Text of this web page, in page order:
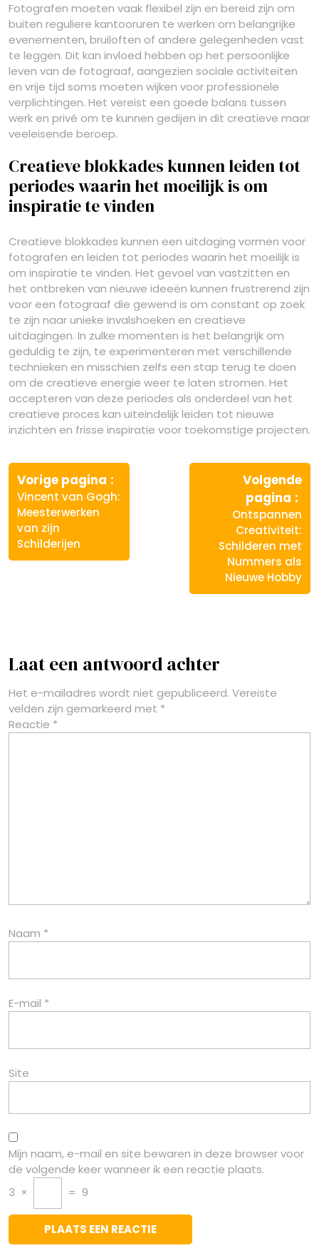
Fotografen moeten vaak flexibel zijn en bereid zijn om
buiten reguliere kantooruren te werken om belangrijke
evenementen, bruiloften of andere gelegenheden vast
te leggen. Dit kan invloed hebben op het persoonlijke
leven van de fotograaf, aangezien sociale activiteiten
en vrije tijd soms moeten wijken voor professionele
verplichtingen. Het vereist een goede balans tussen
werk en privé om te kunnen gedijen in dit creatieve maar
veeleisende beroep.
Creatieve blokkades kunnen leiden tot
periodes waarin het moeilijk is om
inspiratie te vinden
Creatieve blokkades kunnen een uitdaging vormen voor
fotografen en leiden tot periodes waarin het moeilijk is
om inspiratie te vinden. Het gevoel van vastzitten en
het ontbreken van nieuwe ideeën kunnen frustrerend zijn
voor een fotograaf die gewend is om constant op zoek
te zijn naar unieke invalshoeken en creatieve
uitdagingen. In zulke momenten is het belangrijk om
geduldig te zijn, te experimenteren met verschillende
technieken en misschien zelfs een stap terug te doen
om de creatieve energie weer te laten stromen. Het
accepteren van deze periodes als onderdeel van het
creatieve proces kan uiteindelijk leiden tot nieuwe
inzichten en frisse inspiratie voor toekomstige projecten.
Berichtnavigatie
Vorige pagina
bericht:
Vincent van Gogh:
Meesterwerken
van zijn
Schilderijen
Volgende
pagina
Ontspannen
Creativiteit:
Schilderen met
Nummers als
Nieuwe Hobby
Laat een antwoord achter
Het e-mailadres wordt niet gepubliceerd. Vereiste
velden zijn gemarkeerd met *
Reactie *
Naam *
E-mail *
Site
Mijn naam, e-mail en site bewaren in deze browser voor
de volgende keer wanneer ik een reactie plaats.
3 × = 9